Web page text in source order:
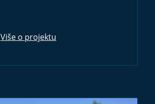
Više o projektu